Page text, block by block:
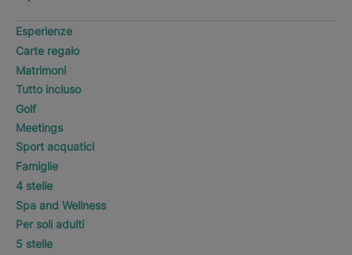
Esperienze
Carte regalo
Matrimoni
Tutto incluso
Golf
Meetings
Sport acquatici
Famiglie
4 stelle
Spa and Wellness
Per soli adulti
5 stelle